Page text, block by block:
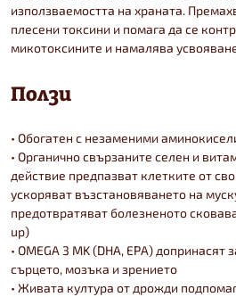
използваемостта на храната.
плесени токсини и помага да се
микотоксините и намалява
Ползи
• Обогатен с незаменими
• Органично свързаните селен и
действие предпазват клетките от
ускоряват възстановяването на
предотвратяват болезненото
up)
• OMEGA 3 MK (DHA, EPA)
сърцето, мозъка и зрението
• Живата култура от дрожди